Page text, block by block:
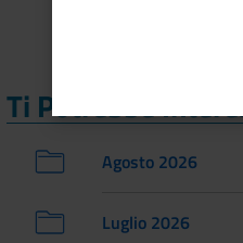
Ti Potrebbe
Agosto 2026
Luglio 2026